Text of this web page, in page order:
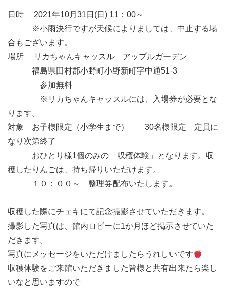
日時 2021年10月31日(日) 11：00～
※小雨決行ですが天候によりましては、中止する場
合もございます。
場所 リカちゃんキャッスル アップルガーデン
福島県田村郡小野町小野新町字中通51-3
参加無料
※リカちゃんキャッスルには、入場券が必要とな
ります。
対象 お子様限定（小学生まで） 30名様限定 定員に
なり次第終了
おひとり様1個のみの「収穫体験」となります。収
穫したりんごは、持ち帰りいただけます。
１０：００～ 整理券配布いたします。
収穫した際にチェキにて記念撮影させていただきます。
撮影した写真は、館内ロビーに1か月ほど掲示させていた
だきます。
写真にメッセージをいただけましたらうれしいです
収穫体験をご来館いただきました皆様と共有出来たら楽し
いなと思いますので